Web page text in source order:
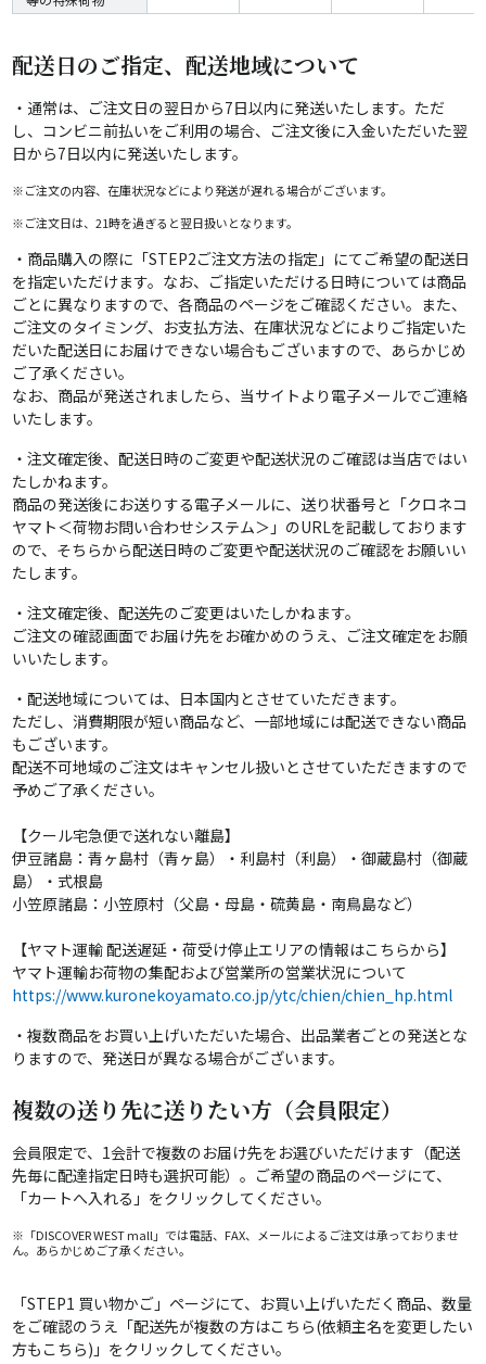
配送日のご指定、配送地域について
・通常は、ご注文日の翌日から7日以内に発送いたします。ただ
し、コンビニ前払いをご利用の場合、ご注文後に入金いただいた翌
日から7日以内に発送いたします。
※ご注文の内容、在庫状況などにより発送が遅れる場合がございます。
※ご注文日は、21時を過ぎると翌日扱いとなります。
・商品購入の際に「STEP2ご注文方法の指定」にてご希望の配送日
を指定いただけます。なお、ご指定いただける日時については商品
ごとに異なりますので、各商品のページをご確認ください。また、
ご注文のタイミング、お支払方法、在庫状況などによりご指定いた
だいた配送日にお届けできない場合もございますので、あらかじめ
ご了承ください。
なお、商品が発送されましたら、当サイトより電子メールでご連絡
いたします。
・注文確定後、配送日時のご変更や配送状況のご確認は当店ではい
たしかねます。
商品の発送後にお送りする電子メールに、送り状番号と「クロネコ
ヤマト＜荷物お問い合わせシステム＞」のURLを記載しております
ので、そちらから配送日時のご変更や配送状況のご確認をお願いい
たします。
・注文確定後、配送先のご変更はいたしかねます。
ご注文の確認画面でお届け先をお確かめのうえ、ご注文確定をお願
いいたします。
・配送地域については、日本国内とさせていただきます。
ただし、消費期限が短い商品など、一部地域には配送できない商品
もございます。
配送不可地域のご注文はキャンセル扱いとさせていただきますので
予めご了承ください。
【クール宅急便で送れない離島】
伊豆諸島：青ヶ島村（青ヶ島）・利島村（利島）・御蔵島村（御蔵
島）・式根島
小笠原諸島：小笠原村（父島・母島・硫黄島・南鳥島など）
【ヤマト運輸 配送遅延・荷受け停止エリアの情報はこちらから】
ヤマト運輸お荷物の集配および営業所の営業状況について
https://www.kuronekoyamato.co.jp/ytc/chien/chien_hp.html
・複数商品をお買い上げいただいた場合、出品業者ごとの発送とな
りますので、発送日が異なる場合がございます。
複数の送り先に送りたい方（会員限定）
会員限定で、1会計で複数のお届け先をお選びいただけます（配送
先毎に配達指定日時も選択可能）。ご希望の商品のページにて、
「カートへ入れる」をクリックしてください。
※「DISCOVER WEST mall」では電話、FAX、メールによるご注文は承っておりませ
ん。あらかじめご了承ください。
「STEP1 買い物かご」ページにて、お買い上げいただく商品、数量
をご確認のうえ「配送先が複数の方はこちら(依頼主名を変更したい
方もこちら)」をクリックしてください。